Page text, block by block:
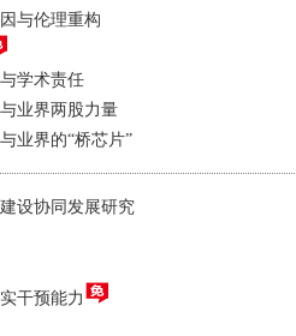
与伦理重构
学术责任
业界两股力量
业界的“桥芯片”
设协同发展研究
干预能力